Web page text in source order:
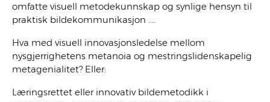
omfatte visuell metodekunnskap og synlige hensyn til
praktisk bildekommunikasjon ....
Hva med visuell innovasjonsledelse mellom
nysgjerrighetens metanoia og mestringslidenskapelig
metagenialitet? Eller:
Læringsrettet eller innovativ bildemetodikk i